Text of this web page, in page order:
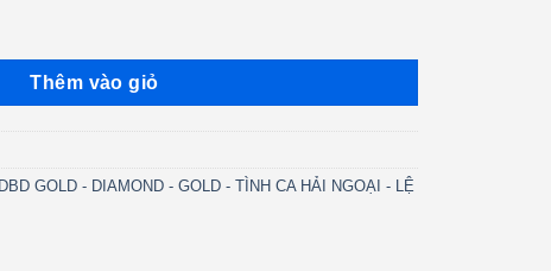
Mẹ - Hương Lan (2 Góc) KGTUS số lượng
Thêm vào giỏ
GOLD - DIAMOND - GOLD - TÌNH CA HẢI NGOẠI - LỆ